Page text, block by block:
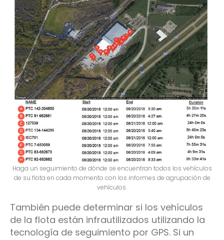
Haga un seguimiento de dónde se encuentran todos los vehículos
de su flota en cada momento con los informes de agrupación de
vehículos.
También puede determinar si los vehículos
de la flota están infrautilizados utilizando la
tecnología de seguimiento por GPS. Si un